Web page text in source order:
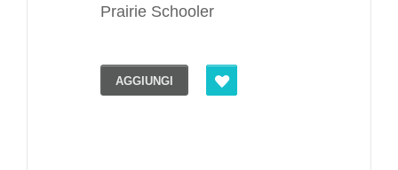
Prairie Schooler
AGGIUNGI